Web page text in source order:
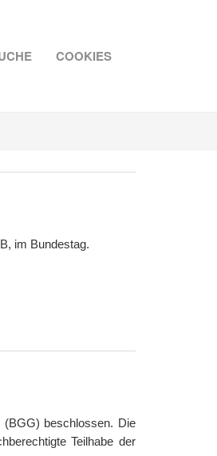
COOKIES
im Bundestag.
(BGG) beschlossen. Die
Teilhabe der